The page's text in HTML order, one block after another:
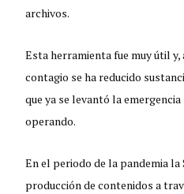
archivos.
Esta herramienta fue muy útil
contagio se ha reducido
que ya se levantó la emergencia
operando.
En el periodo de la pandemia
producción de contenidos a